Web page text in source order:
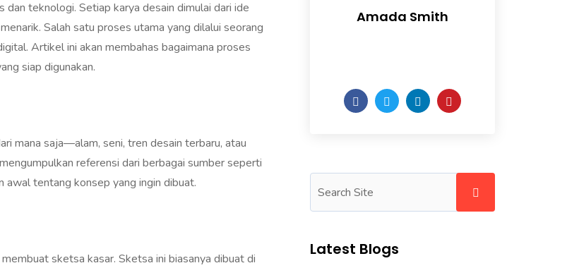
teknologi. Setiap karya desain dimulai dari ide
Salah satu proses utama yang dilalui seorang
Artikel ini akan membahas bagaimana proses
siap digunakan.
mana saja—alam, seni, tren desain terbaru, atau
referensi dari berbagai sumber seperti
awal tentang konsep yang ingin dibuat.
sketsa kasar. Sketsa ini biasanya dibuat di
Amada Smith
Latest Blogs